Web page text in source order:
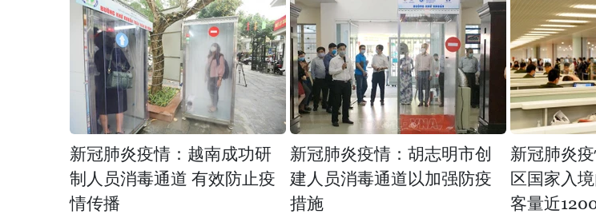
新冠肺炎疫情：越南成功研
制人员消毒通道 有效防止疫
情传播
新冠肺炎疫情：胡志明市创
建人员消毒通道以加强防疫
措施
新冠肺炎
区国家入
客量近